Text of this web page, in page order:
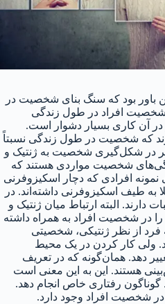
باور بود که سنگ بنای شخصیت در
شخصیت افراد در طول زندگی
در آن کاری بسیار دشوار است.
که شخصیت در طول زندگی نسبتاً
در شکل‌گیری شخصیت به ژنتیک و
شخصیت مواردی هستند که
نمونه افرادی که دچار اسکیزوفرنی
به طیف اسکیزوفرنی داشته‌اند. در
دارند. البته ارتباط میان ژنتیک و
در شخصیت افراد به همراه داشته
از نظر ژنتیکی، شخصیتی
ولی کار کردن در یک محیط
دهد. همان‌گونه که در تعریف
هستند. این به این معنی است
گوناگون رفتاری خاص انجام دهد.
شخصیت افراد وجود دارد.